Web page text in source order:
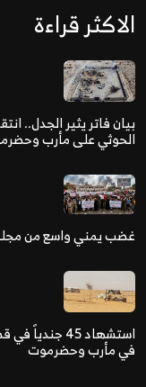
الاكثر قراءة
بيان فاتر يثير الجدل..
الحوثي على مأرب
غضب يمني واسع من مجلس
استشهاد 45
في مأرب وحضرموت